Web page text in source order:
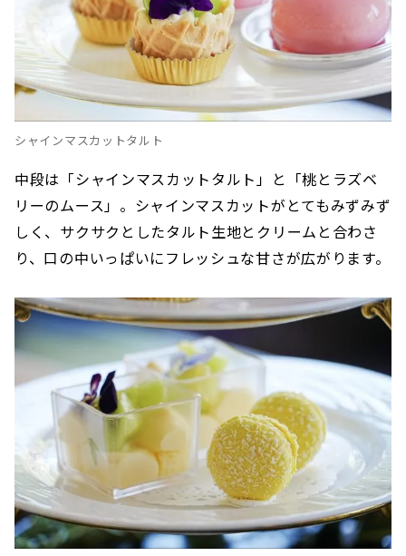
シャインマスカットタルト
中段は「シャインマスカットタルト」と「桃とラズベ
リーのムース」。シャインマスカットがとてもみずみず
しく、サクサクとしたタルト生地とクリームと合わさ
り、口の中いっぱいにフレッシュな甘さが広がります。